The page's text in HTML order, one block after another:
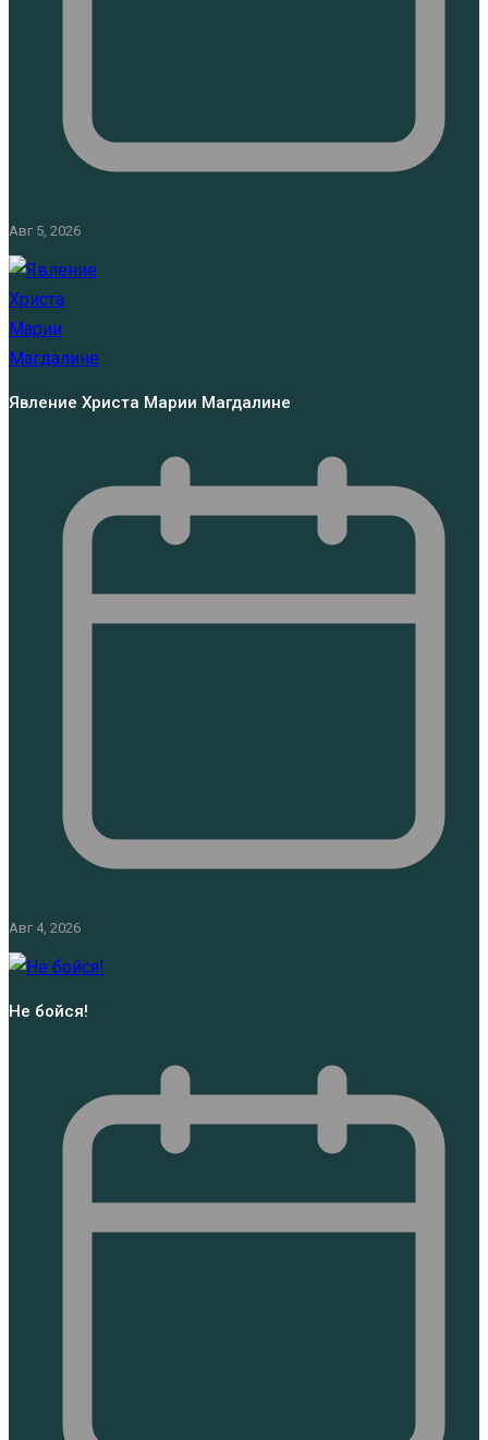
Авг 5, 2026
Явление Христа Марии Магдалине
Авг 4, 2026
Не бойся!